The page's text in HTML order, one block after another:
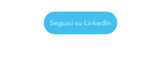
Seguici su LinkedIn